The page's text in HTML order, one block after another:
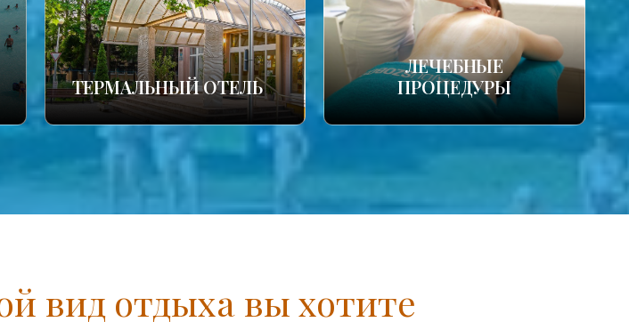
ТЕРМАЛЬНЫЙ ОТЕЛЬ
ЛЕЧЕБНЫЕ
ПРОЦЕДУРЫ
вид отдыха вы хотите